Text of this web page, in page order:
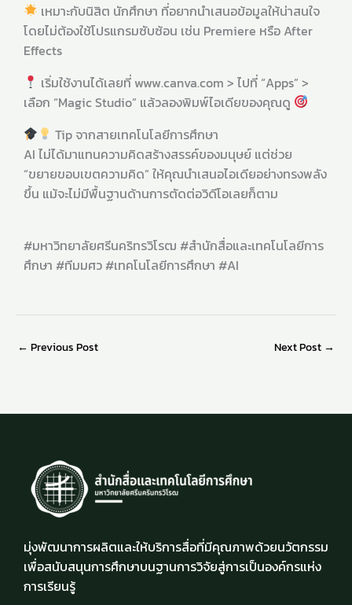
เหมาะกับนิสิต นักศึกษา ที่อยากนำเสนอข้อมูลให้น่าสนใจ
โดยไม่ต้องใช้โปรแกรมซับซ้อน เช่น Premiere หรือ After
Effects
เริ่มใช้งานได้เลยที่ www.canva.com > ไปที่ “Apps” >
เลือก “Magic Studio” แล้วลองพิมพ์ไอเดียของคุณดู
Tip จากสายเทคโนโลยีการศึกษา
AI ไม่ได้มาแทนความคิดสร้างสรรค์ของมนุษย์ แต่ช่วย
“ขยายขอบเขตความคิด” ให้คุณนำเสนอไอเดียอย่างทรงพลัง
ขึ้น แม้จะไม่มีพื้นฐานด้านการตัดต่อวิดีโอเลยก็ตาม
#มหาวิทยาลัยศรีนคริทรวิโรฒ #สำนักสื่อและเทคโนโลยีการ
ศึกษา #ทีมมศว #เทคโนโลยีการศึกษา #AI
← Previous Post Next Post →
มุ่งพัฒนาการผลิตและให้บริการสื่อที่มีคุณภาพด้วยนวัตกรรม
เพื่อสนับสนุนการศึกษาบนฐานการวิจัยสู่การเป็นองค์กรแห่ง
การเรียนรู้